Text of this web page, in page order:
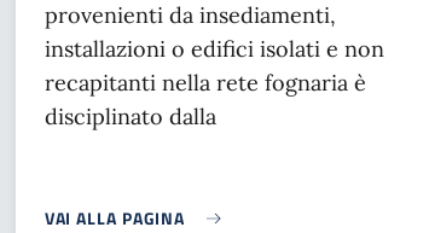
provenienti da insediamenti,
installazioni o edifici isolati e non
recapitanti nella rete fognaria è
disciplinato dalla
VAI ALLA PAGINA